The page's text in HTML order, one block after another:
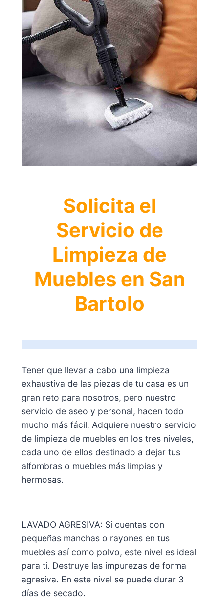
Solicita el
Servicio de
Limpieza de
Muebles en San
Bartolo
Tener que llevar a cabo una limpieza
exhaustiva de las piezas de tu casa es un
gran reto para nosotros, pero nuestro
servicio de aseo y personal, hacen todo
mucho más fácil. Adquiere nuestro servicio
de limpieza de muebles en los tres niveles,
cada uno de ellos destinado a dejar tus
alfombras o muebles más limpias y
hermosas.
LAVADO AGRESIVA: Si cuentas con
pequeñas manchas o rayones en tus
muebles así como polvo, este nivel es ideal
para ti. Destruye las impurezas de forma
agresiva. En este nivel se puede durar 3
días de secado.